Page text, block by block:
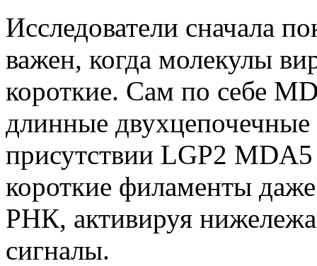
Исследователи сначала
важен, когда молекулы
короткие. Сам по себе
длинные
присутствии LGP2
короткие филаменты
РНК, активируя
сигналы.